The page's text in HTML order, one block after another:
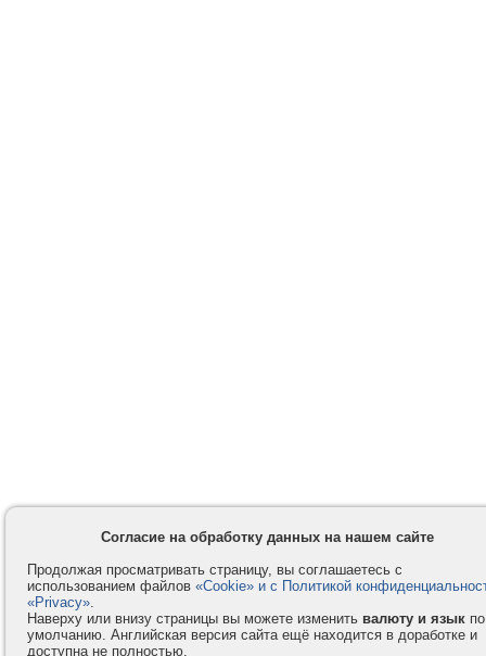
Согласие на обработку данных на нашем сайте
Продолжая просматривать страницу, вы соглашаетесь с
использованием файлов «Cookie» и с Политикой
«Privacy».
Наверху или внизу страницы вы можете изменить валюту и языкпо
умолчанию. Английская версия сайта ещё находится в доработке и
доступна не полностью.